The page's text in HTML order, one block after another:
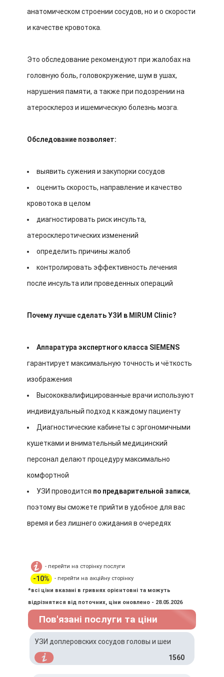
анатомическом строении сосудов, но и о скорости
и качестве кровотока.
Это обследование рекомендуют при жалобах на
головную боль, головокружение, шум в ушах,
нарушения памяти, а также при подозрении на
атеросклероз и ишемическую болезнь мозга.
Обследование позволяет:
выявить сужения и закупорки сосудов
оценить скорость, направление и качество
кровотока в целом
диагностировать риск инсульта,
атеросклеротических изменений
определить причины жалоб
контролировать эффективность лечения
после инсульта или проведенных операций
Почему лучше сделать УЗИ в MIRUM Clinic?
Аппаратура экспертного класса SIEMENS
гарантирует максимальную точность и чёткость
изображения
Высококвалифицированные врачи используют
индивидуальный подход к каждому пациенту
Диагностические кабинеты с эргономичными
кушетками и внимательный медицинский
персонал делают процедуру максимально
комфортной
УЗИ проводится по предварительной записи,
поэтому вы сможете прийти в удобное для вас
время и без лишнего ожидания в очередях
- перейти на сторінку послуги
-10%
- перейти на акційну сторінку
*всі ціни вказані в гривнях орієнтовні та можуть
відрізнятися від поточних, ціни оновлено - 28.05.2026
Пов'язані послуги та ціни
УЗИ доплеровских сосудов головы и шеи
1560